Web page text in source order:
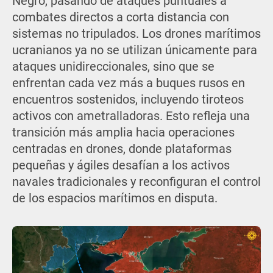
combates directos a corta distancia con
sistemas no tripulados. Los drones marítimos
ucranianos ya no se utilizan únicamente para
ataques unidireccionales, sino que se
enfrentan cada vez más a buques rusos en
encuentros sostenidos, incluyendo tiroteos
activos con ametralladoras. Esto refleja una
transición más amplia hacia operaciones
centradas en drones, donde plataformas
pequeñas y ágiles desafían a los activos
navales tradicionales y reconfiguran el control
de los espacios marítimos en disputa.